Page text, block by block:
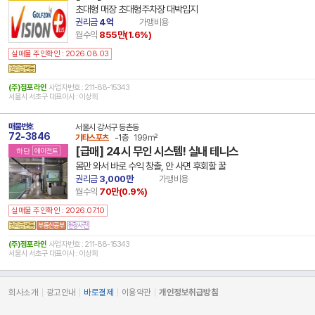
초대형 매장 초대형주차장 대박입지
권리금4억
가맹비용
월수익 855만(1.6%)
실매물 주인확인 : 2026.08.03
(주)점포라인 사업자번호 : 211-88-15343
서울시 서초구 대표이사 : 이상희
매물번호
72-3846
하단 에이전트
서울시 강서구 등촌동
기타스포츠
-1층 199m²
[급매] 24시 무인 시스템! 실내 테니스
몸만 와서 바로 수익 창출, 안 사면 후회할 꿀
권리금3,000만
가맹비용
월수익 70만(0.9%)
실매물 주인확인 : 2026.07.10
(주)점포라인 사업자번호 : 211-88-15343
서울시 서초구 대표이사 : 이상희
회사소개 광고안내 바로결제 이용약관 개인정보취급방침